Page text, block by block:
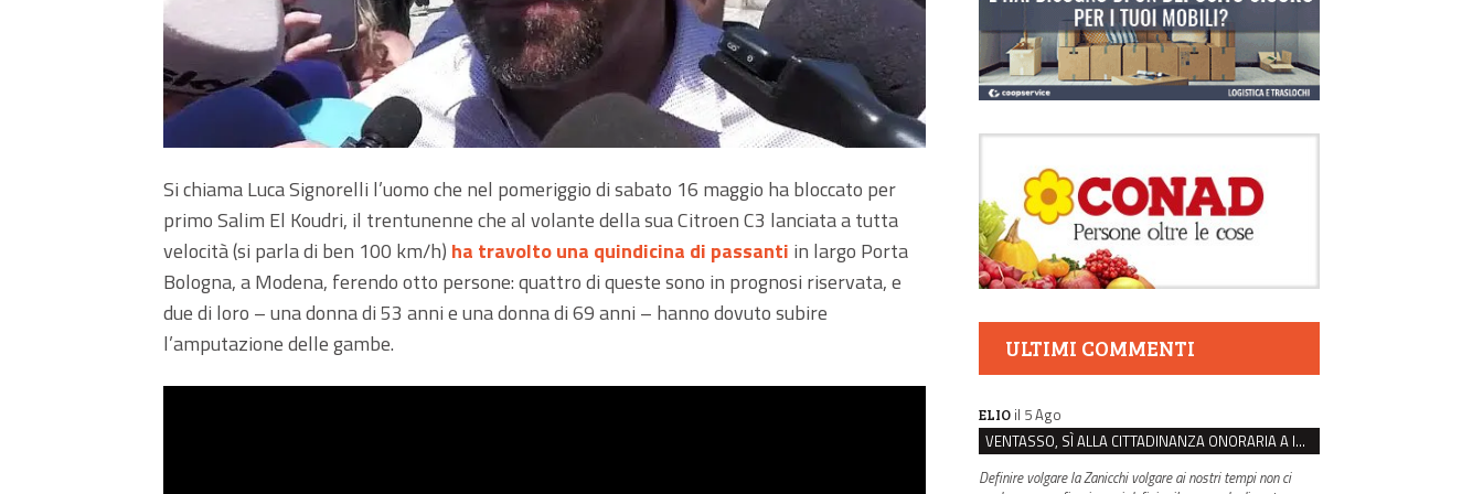
Si chiama Luca Signorelli l’uomo che nel pomeriggio di sabato 16 maggio ha bloccato per
primo Salim El Koudri, il trentunenne che al volante della sua Citroen C3 lanciata a tutta
velocità (si parla di ben 100 km/h) ha travolto una quindicina di passanti in largo Porta
Bologna, a Modena, ferendo otto persone: quattro di queste sono in prognosi riservata, e
due di loro – una donna di 53 anni e una donna di 69 anni – hanno dovuto subire
l’amputazione delle gambe.
ULTIMI COMMENTI
ELIO il 5 Ago
VENTASSO, SÌ ALLA CITTADINANZA ONORARIA A IVA ZANICCHI. MA BARGIACCHI: “È DI PESSIMO GUSTO”
Definire volgare la Zanicchi volgare ai nostri tempi non ci